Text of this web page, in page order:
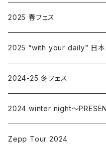
2025 春フェス
2025 “with your daily” 日本
2024-25 冬フェス
2024 winter night〜
Zepp Tour 2024